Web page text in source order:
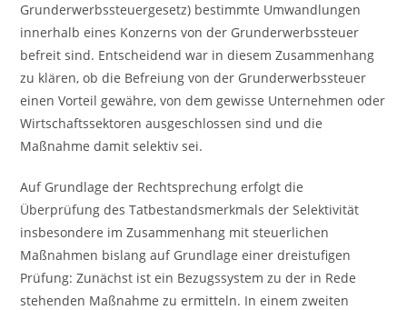
Grunderwerbssteuergesetz) bestimmte Umwandlungen
innerhalb eines Konzerns von der Grunderwerbssteuer
befreit sind. Entscheidend war in diesem Zusammenhang
zu klären, ob die Befreiung von der Grunderwerbssteuer
einen Vorteil gewähre, von dem gewisse Unternehmen oder
Wirtschaftssektoren ausgeschlossen sind und die
Maßnahme damit selektiv sei.
Auf Grundlage der Rechtsprechung erfolgt die
Überprüfung des Tatbestandsmerkmals der Selektivität
insbesondere im Zusammenhang mit steuerlichen
Maßnahmen bislang auf Grundlage einer dreistufigen
Prüfung: Zunächst ist ein Bezugssystem zu der in Rede
stehenden Maßnahme zu ermitteln. In einem zweiten